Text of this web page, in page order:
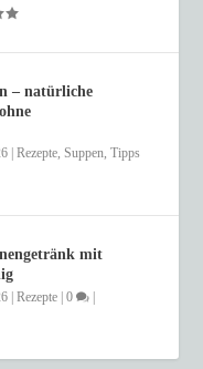
– natürliche
|Rezepte ,Suppen ,Tipps
mit
|Rezepte |0 |